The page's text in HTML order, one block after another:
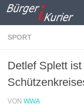
Zum Inhalt
SPORT
Detlef Splett
VON WWA